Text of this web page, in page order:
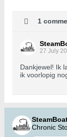
1
27 July
Dankjewel! Ik
ik voorlopig
Chronic